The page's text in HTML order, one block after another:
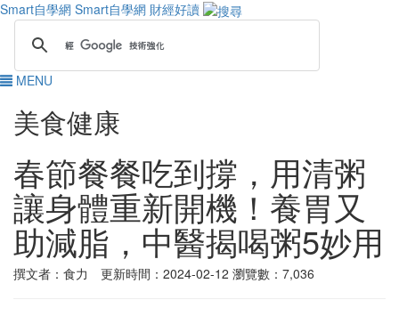
Smart自學網 Smart自學網 財經好讀
MENU
美食健康
春節餐餐吃到撐，用清粥
讓身體重新開機！養胃又
助減脂，中醫揭喝粥5妙用
撰文者：食力 更新時間：2024-02-12 瀏覽數：7,036